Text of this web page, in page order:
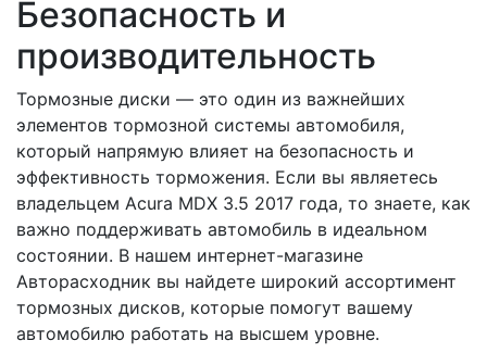
Безопасность и
производительность
Тормозные диски — это один из важнейших
элементов тормозной системы автомобиля,
который напрямую влияет на безопасность и
эффективность торможения. Если вы являетесь
владельцем Acura MDX 3.5 2017 года, то знаете, как
важно поддерживать автомобиль в идеальном
состоянии. В нашем интернет-магазине
Авторасходник вы найдете широкий ассортимент
тормозных дисков, которые помогут вашему
автомобилю работать на высшем уровне.